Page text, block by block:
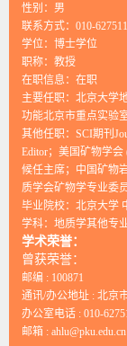
性别：男
联系方式：010-
学位：博士学位
职称：教授
在职信息：在职
主要任职：北京大学
功能北京市重点实验
其他任职：SCI期刊
Editor；美国矿物学
候任主席；中国矿物
质学会矿物学专业委
毕业院校：北京大学
学科：地质学其他专
学术荣誉：
曾获荣誉：
邮编 : 100871
通讯/办公地址 : 北京
办公室电话 : 010-
邮箱 : ahlu@pku.edu.cn